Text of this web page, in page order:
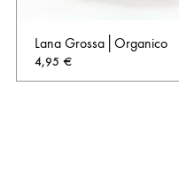
Lana Grossa│Organico
4,95 €